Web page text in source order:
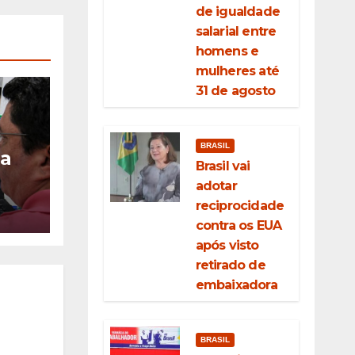
de igualdade
salarial entre
homens e
mulheres até
31 de agosto
BRASIL
Brasil vai
adotar
reciprocidade
contra os EUA
após visto
retirado de
embaixadora
BRASIL